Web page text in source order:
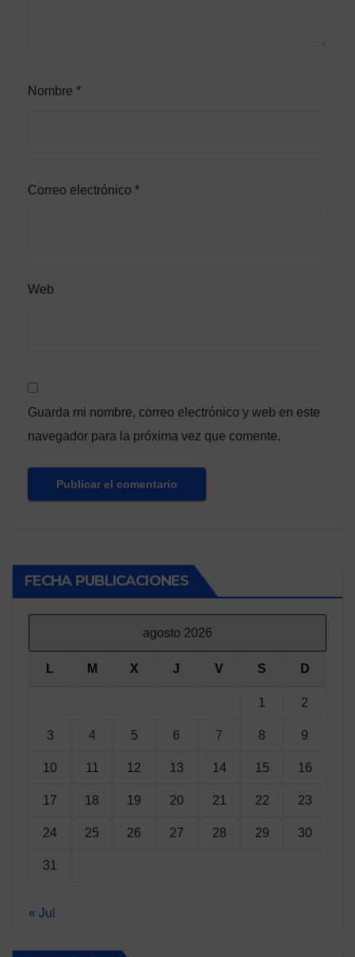
Nombre *
Correo electrónico *
Web
Guarda mi nombre, correo electrónico y web en este
navegador para la próxima vez que comente.
FECHA PUBLICACIONES
agosto 2026
L M X J V S D
1 2
3 4 5 6 7 8 9
10 11 12 13 14 15 16
17 18 19 20 21 22 23
24 25 26 27 28 29 30
31
« Jul